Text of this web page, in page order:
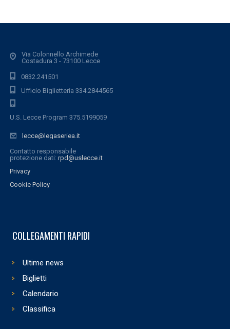
Via Colonnello Archimede
Costadura 3 - 73100 Lecce
0832.241501
Ufficio Biglietteria 334.2844565
U.S. Lecce Program 375.5199059
lecce@legaseriea.it
Contatto responsabile
protezione dati: rpd@uslecce.it
Privacy
Cookie Policy
COLLEGAMENTI RAPIDI
Ultime news
Biglietti
Calendario
Classifica